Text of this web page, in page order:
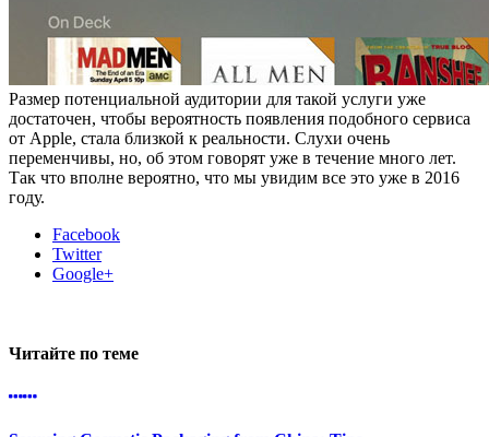
Размер потенциальной аудитории для такой услуги уже
достаточен, чтобы вероятность появления подобного сервиса
от Apple, стала близкой к реальности. Слухи очень
переменчивы, но, об этом говорят уже в течение много лет.
Так что вполне вероятно, что мы увидим все это уже в 2016
году.
Facebook
Twitter
Google+
Читайте по теме